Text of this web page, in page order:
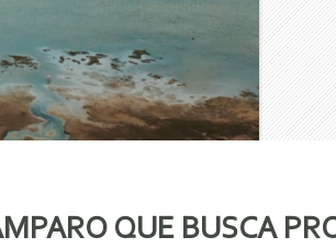
QUE BUSCA